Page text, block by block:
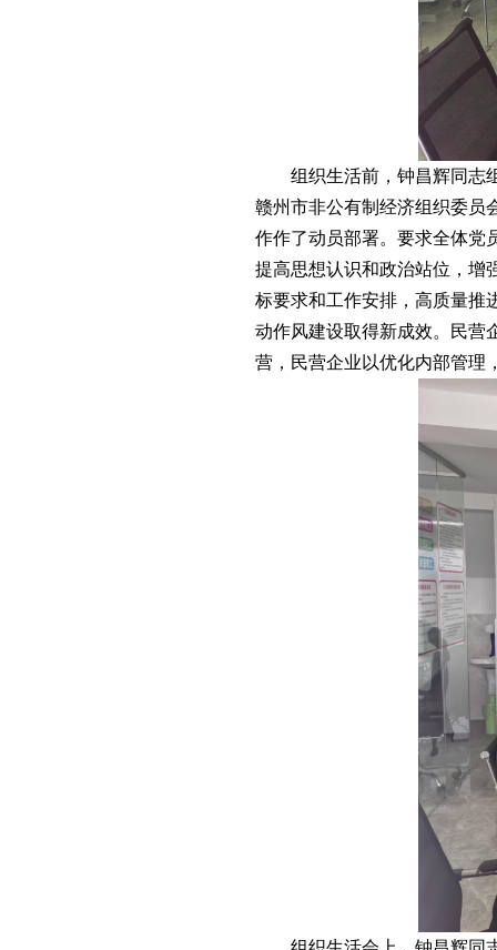
组织生活前，钟昌辉同志组
赣州市非公有制经济组织委员
作作了动员部署。要求全体党
提高思想认识和政治站位，增
标要求和工作安排，高质量推
动作风建设取得新成效。民营
营，民营企业以优化内部管理